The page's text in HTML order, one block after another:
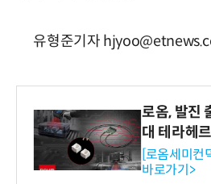
유형준기자
로옴, 발진
대 테라헤
스 개발
[로옴세미컨
바로가기>